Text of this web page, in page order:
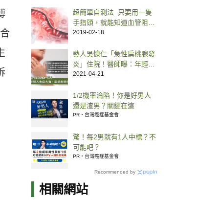
超簡單自測法 只要用一隻
手指頭，就能知道血管阻塞
了沒
2019-02-18
藝人吳慷仁「急性扁桃腺發
炎」住院！醫師曝：年輕人
表現症狀通常較嚴重
2021-04-21
1/2機率淪陷！你是好男人
還是渣男？關鍵在這
PR・台灣癌症基金會
驚！每2男就有1人中標？不
可能吧？
PR・台灣癌症基金會
Recommended by
相關網站